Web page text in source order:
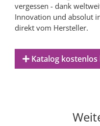
vergessen - dank
Innovation und absolut
direkt vom Hersteller.
Katalog kostenlos